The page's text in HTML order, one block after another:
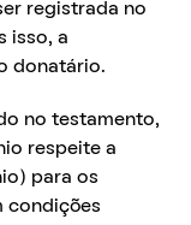
registrada no
isso, a
donatário.
no testamento,
respeite a
para os
condições